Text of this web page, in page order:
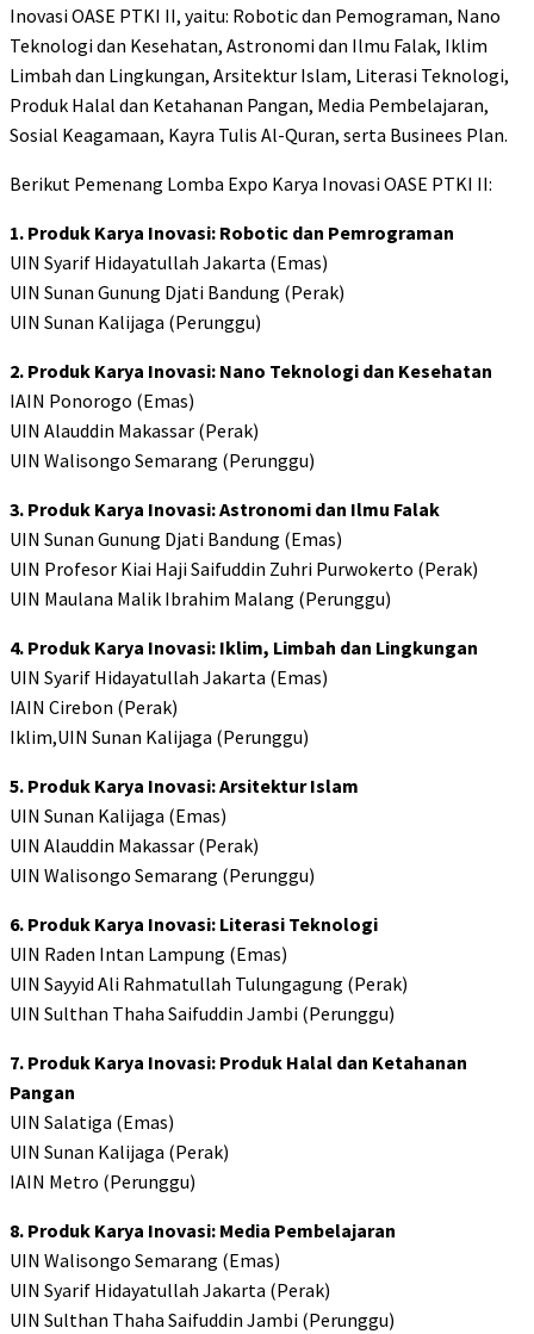
Inovasi OASE PTKI II, yaitu: Robotic dan Pemograman, Nano
Teknologi dan Kesehatan, Astronomi dan Ilmu Falak, Iklim
Limbah dan Lingkungan, Arsitektur Islam, Literasi Teknologi,
Produk Halal dan Ketahanan Pangan, Media Pembelajaran,
Sosial Keagamaan, Kayra Tulis Al-Quran, serta Businees Plan.
Berikut Pemenang Lomba Expo Karya Inovasi OASE PTKI II:
1. Produk Karya Inovasi: Robotic dan Pemrograman
UIN Syarif Hidayatullah Jakarta (Emas)
UIN Sunan Gunung Djati Bandung (Perak)
UIN Sunan Kalijaga (Perunggu)
2. Produk Karya Inovasi: Nano Teknologi dan Kesehatan
IAIN Ponorogo (Emas)
UIN Alauddin Makassar (Perak)
UIN Walisongo Semarang (Perunggu)
3. Produk Karya Inovasi: Astronomi dan Ilmu Falak
UIN Sunan Gunung Djati Bandung (Emas)
UIN Profesor Kiai Haji Saifuddin Zuhri Purwokerto (Perak)
UIN Maulana Malik Ibrahim Malang (Perunggu)
4. Produk Karya Inovasi: Iklim, Limbah dan Lingkungan
UIN Syarif Hidayatullah Jakarta (Emas)
IAIN Cirebon (Perak)
Iklim,UIN Sunan Kalijaga (Perunggu)
5. Produk Karya Inovasi: Arsitektur Islam
UIN Sunan Kalijaga (Emas)
UIN Alauddin Makassar (Perak)
UIN Walisongo Semarang (Perunggu)
6. Produk Karya Inovasi: Literasi Teknologi
UIN Raden Intan Lampung (Emas)
UIN Sayyid Ali Rahmatullah Tulungagung (Perak)
UIN Sulthan Thaha Saifuddin Jambi (Perunggu)
7. Produk Karya Inovasi: Produk Halal dan Ketahanan
Pangan
UIN Salatiga (Emas)
UIN Sunan Kalijaga (Perak)
IAIN Metro (Perunggu)
8. Produk Karya Inovasi: Media Pembelajaran
UIN Walisongo Semarang (Emas)
UIN Syarif Hidayatullah Jakarta (Perak)
UIN Sulthan Thaha Saifuddin Jambi (Perunggu)